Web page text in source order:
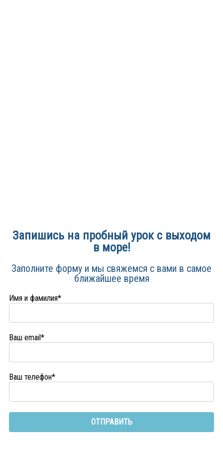
Запишись на пробный урок с выходом
в море!
Заполните форму и мы свяжемся с вами в самое
ближайшее время
Имя и фамилия*
Ваш email*
Ваш телефон*
ОТПРАВИТЬ